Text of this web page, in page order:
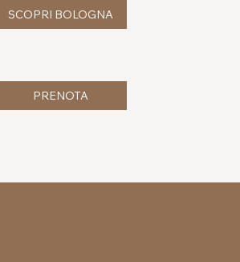
SCOPRI BOLOGNA
PRENOTA